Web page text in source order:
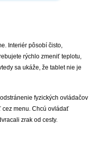
Interiér pôsobí čisto,
rýchlo zmeniť teplotu,
sa ukáže, že tablet nie je
fyzických ovládačov
cez menu. Chcú ovládať
zrak od cesty.